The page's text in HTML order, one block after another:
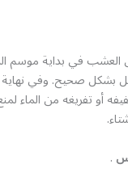
في بداية موسم
بشكل صحيح. وفي نهاية
أو تفريغه من الماء
.